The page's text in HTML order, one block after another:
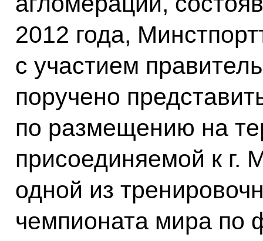
2012 года,
с участием
поручено
по размещению на
присоединяемой к г.
одной из
чемпионата мира по